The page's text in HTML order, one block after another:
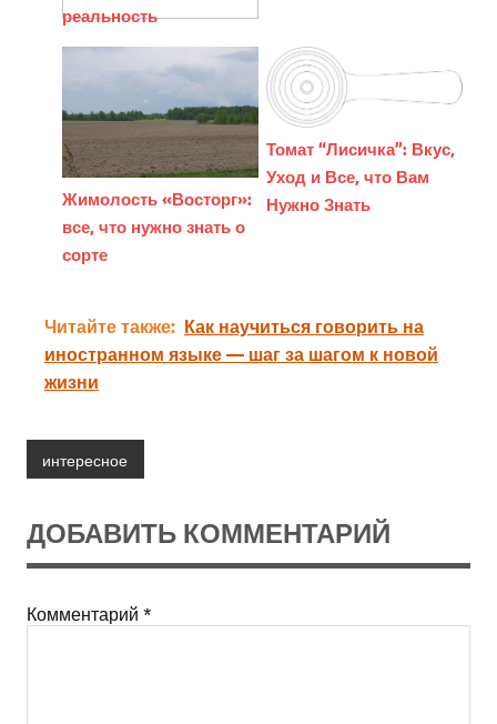
реальность
Жимолость «Восторг»:
все, что нужно знать о
сорте
Томат “Лисичка”: Вкус,
Уход и Все, что Вам
Нужно Знать
Читайте также: Как научиться говорить на
иностранном языке — шаг за шагом к новой
жизни
интересное
ДОБАВИТЬ КОММЕНТАРИЙ
Комментарий *